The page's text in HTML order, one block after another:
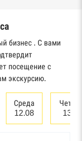
о
бизнес . С вами
посещение с
экскурсию.
Среда
12.08
13.08